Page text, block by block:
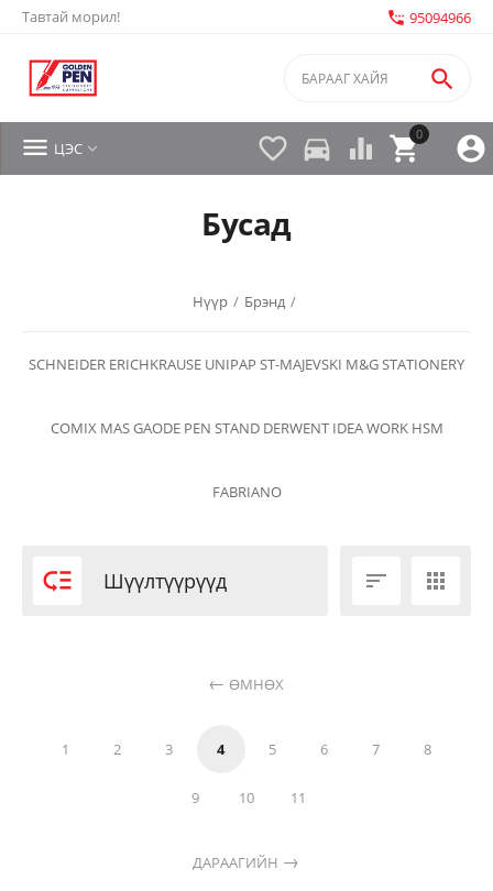
Тавтай морил! settings_phone 95094966


0

 directions_car 
 ЦЭС 
Бусад
Нүүр / Брэнд /
SCHNEIDER ERICHKRAUSE UNIPAP ST-MAJEVSKI M&G STATIONERY
COMIX MASGAODE PEN STAND DERWENT IDEA WORK HSM
FABRIANO
 Шүүлтүүрүүд
ӨМНӨХ
1 2 3 4 5 6 7 8
9 10 11
ДАРААГИЙН
 